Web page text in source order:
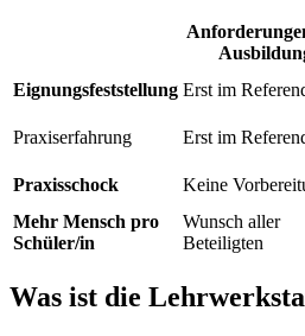
Eignungsfeststellung Erst im
Praxiserfahrung
Erst im
Praxisschock
Keine
Mehr Mensch pro
Schüler/in
Wunsch aller
Beteiligten
Was ist die